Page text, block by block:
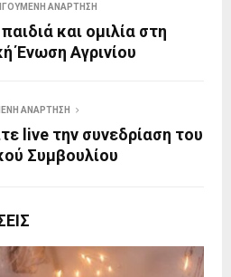
ΑΝΆΡΤΗΣΗ
και ομιλία στη
Ένωση Αγρινίου
ΑΝΆΡΤΗΣΗ
live την συνεδρίαση του
Συμβουλίου